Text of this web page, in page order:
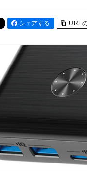
シェアする URL